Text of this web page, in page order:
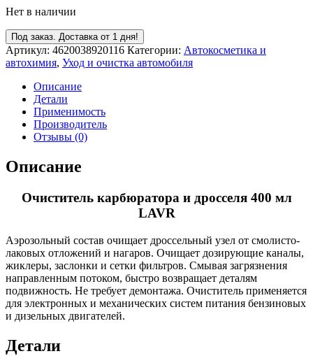
Нет в наличии
Под заказ. Доставка от 1 дня!
Артикул: 4620038920116 Категории: Автокосметика и
автохимия, Уход и очистка автомобиля
Описание
Детали
Применимость
Производитель
Отзывы (0)
Описание
Очиститель карбюратора и дросселя 400 мл
LAVR
Аэрозольный состав очищает дроссельный узел от смолисто-
лаковых отложений и нагаров. Очищает дозирующие каналы,
жиклеры, заслонки и сетки фильтров. Смывая загрязнения
направленным потоком, быстро возвращает деталям
подвижность. Не требует демонтажа. Очиститель применяется
для электронных и механических систем питания бензиновых
и дизельных двигателей.
Детали